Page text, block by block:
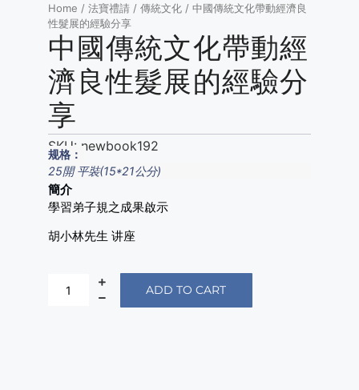
Home / 法寶禮請 / 傳統文化 / 中國傳統文化帶動經濟良
性髮展的經驗分享
中國傳統文化帶動經
濟良性髮展的經驗分
享
SKU: newbook192
规格：
25開 平裝(15*21公分)
簡介
學習弟子規之成果啟示
胡小林先生 讲座
ADD TO CART